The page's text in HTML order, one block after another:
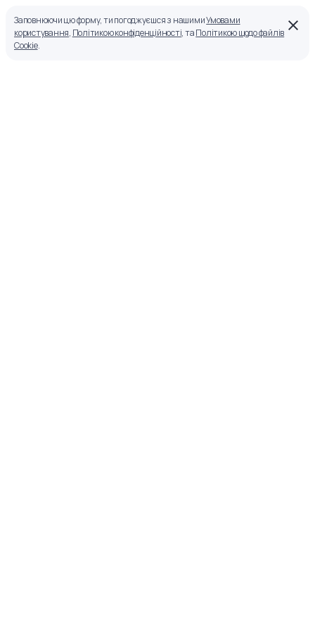
Заповнюючи цю форму, ти погоджуєшся з нашимиУмовами
користування, Політикою конфіденційності, таПолітикою щодо файлів
Cookie.